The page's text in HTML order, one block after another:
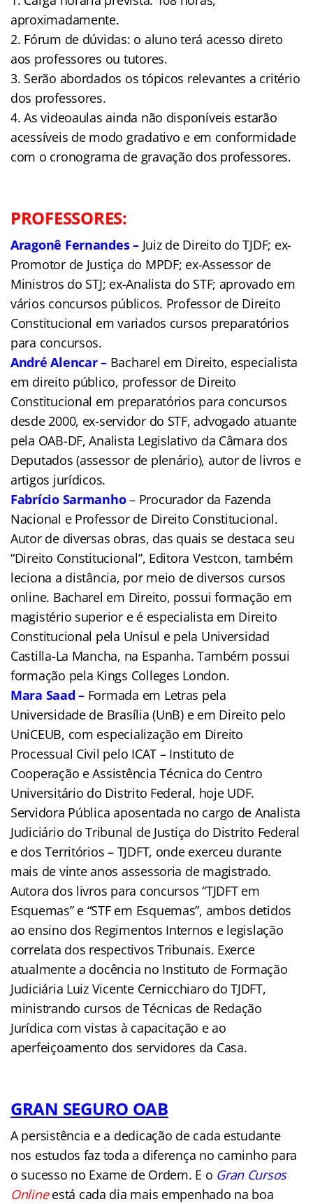
aproximadamente.
2. Fórum de dúvidas: o aluno terá acesso direto
aos professores ou tutores.
3. Serão abordados os tópicos relevantes a critério
dos professores.
4. As videoaulas ainda não disponíveis estarão
acessíveis de modo gradativo e em conformidade
com o cronograma de gravação dos professores.
PROFESSORES:
Aragonê Fernandes – Juiz de Direito do TJDF; ex-
Promotor de Justiça do MPDF; ex-Assessor de
Ministros do STJ; ex-Analista do STF; aprovado em
vários concursos públicos. Professor de Direito
Constitucional em variados cursos preparatórios
para concursos.
André Alencar –Bacharel em Direito, especialista
em direito público, professor de Direito
Constitucional em preparatórios para concursos
desde 2000, ex-servidor do STF, advogado atuante
pela OAB-DF, Analista Legislativo da Câmara dos
Deputados (assessor de plenário), autor de livros e
artigos jurídicos.
Fabrício Sarmanho– Procurador da Fazenda
Nacional e Professor de Direito Constitucional.
Autor de diversas obras, das quais se destaca seu
“Direito Constitucional”, Editora Vestcon, também
leciona a distância, por meio de diversos cursos
online. Bacharel em Direito, possui formação em
magistério superior e é especialista em Direito
Constitucional pela Unisul e pela Universidad
Castilla-La Mancha, na Espanha. Também possui
formação pela Kings Colleges London.
Mara Saad – Formada em Letras pela
Universidade de Brasília (UnB) e em Direito pelo
UniCEUB, com especialização em Direito
Processual Civil pelo ICAT – Instituto de
Cooperação e Assistência Técnica do Centro
Universitário do Distrito Federal, hoje UDF.
Servidora Pública aposentada no cargo de Analista
Judiciário do Tribunal de Justiça do Distrito Federal
e dos Territórios – TJDFT, onde exerceu durante
mais de vinte anos assessoria de magistrado.
Autora dos livros para concursos “TJDFT em
Esquemas” e “STF em Esquemas”, ambos detidos
ao ensino dos Regimentos Internos e legislação
correlata dos respectivos Tribunais. Exerce
atualmente a docência no Instituto de Formação
Judiciária Luiz Vicente Cernicchiaro do TJDFT,
ministrando cursos de Técnicas de Redação
Jurídica com vistas à capacitação e ao
aperfeiçoamento dos servidores da Casa.
GRAN SEGURO OAB
A persistência e a dedicação de cada estudante
nos estudos faz toda a diferença no caminho para
o sucesso no Exame de Ordem. E o Gran Cursos
Onlineestá cada dia mais empenhado na boa